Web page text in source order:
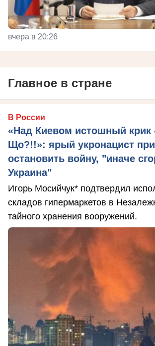
вчера в 20:26
Главное в стране
В России
«Над Киевом истошный крик
Що?!!»: ярый укронацист
остановить войну, "иначе
Украина"
Игорь Мосийчук* подтвердил
складов гипермаркетов в
тайного хранения вооружений.